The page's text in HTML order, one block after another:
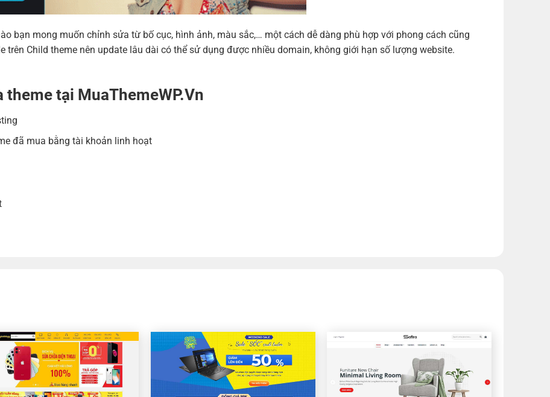
bạn mong muốn chỉnh sửa từ bố cục, hình ảnh, màu sắc,… một cách dễ dàng phù hợp với phong cách cũng
trên Child theme nên update lâu dài có thể sử dụng được nhiều domain, không giới hạn số lượng website.
tại MuaThemeWP.Vn
đã mua bằng tài khoản linh hoạt